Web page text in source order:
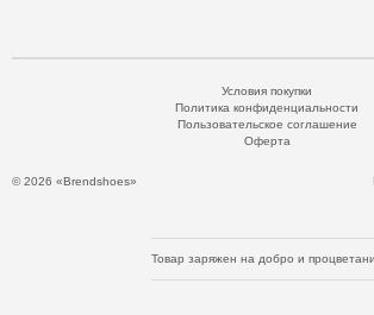
© 2026 «Brendshoes»
Условия покупки
Политика конфиденциальности
Пользовательское соглашение
Оферта
Товар заряжен на добро и